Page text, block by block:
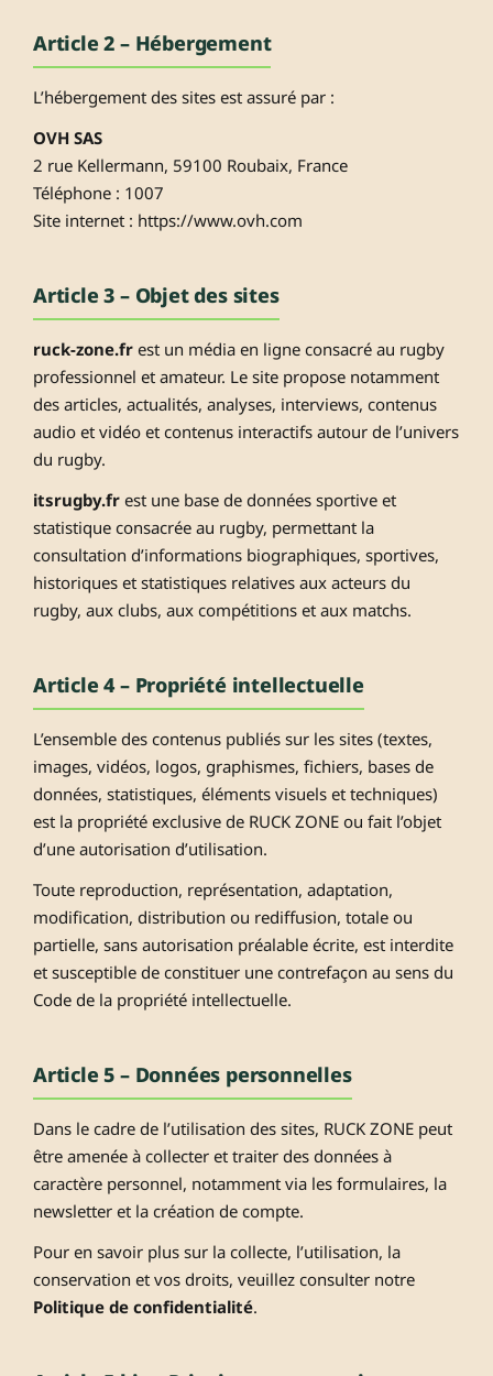
Article 2 – Hébergement
L’hébergement des sites est assuré par :
OVH SAS
2 rue Kellermann, 59100 Roubaix, France
Téléphone : 1007
Site internet : https://www.ovh.com
Article 3 – Objet des sites
ruck-zone.fr est un média en ligne consacré au rugby
professionnel et amateur. Le site propose notamment
des articles, actualités, analyses, interviews, contenus
audio et vidéo et contenus interactifs autour de l’univers
du rugby.
itsrugby.fr est une base de données sportive et
statistique consacrée au rugby, permettant la
consultation d’informations biographiques, sportives,
historiques et statistiques relatives aux acteurs du
rugby, aux clubs, aux compétitions et aux matchs.
Article 4 – Propriété intellectuelle
L’ensemble des contenus publiés sur les sites (textes,
images, vidéos, logos, graphismes, fichiers, bases de
données, statistiques, éléments visuels et techniques)
est la propriété exclusive de RUCK ZONE ou fait l’objet
d’une autorisation d’utilisation.
Toute reproduction, représentation, adaptation,
modification, distribution ou rediffusion, totale ou
partielle, sans autorisation préalable écrite, est interdite
et susceptible de constituer une contrefaçon au sens du
Code de la propriété intellectuelle.
Article 5 – Données personnelles
Dans le cadre de l’utilisation des sites, RUCK ZONE peut
être amenée à collecter et traiter des données à
caractère personnel, notamment via les formulaires, la
newsletter et la création de compte.
Pour en savoir plus sur la collecte, l’utilisation, la
conservation et vos droits, veuillez consulter notre
Politique de confidentialité.